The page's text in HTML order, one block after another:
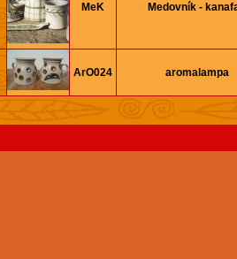
MeK Medovník -
ArO024 aromalampa